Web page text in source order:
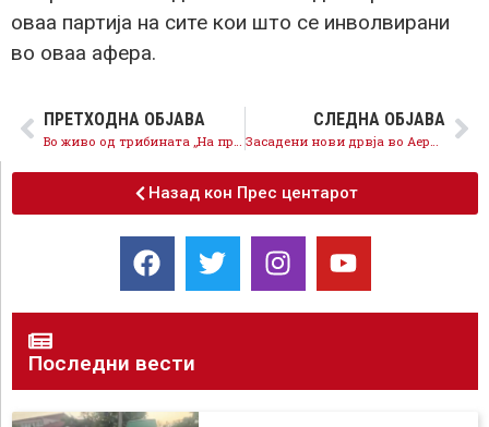
оваа партија на сите кои што се инволвирани
во оваа афера.
ПРЕТХОДНА ОБЈАВА СЛЕДНА ОБЈАВА
Назад кон Прес центарот
Последни вести